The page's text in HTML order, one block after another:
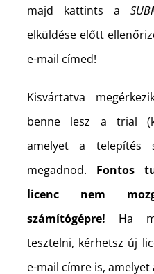
majd kattints a
elküldése előtt
e-mail címed!
Kisvártatva
benne lesz a trial
amelyet a telepítés
megadnod. Fontos
licenc nem
számítógépre! Ha
tesztelni, kérhetsz új
e-mail címre is,